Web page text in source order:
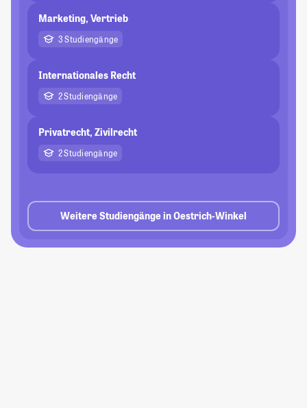
Marketing, Vertrieb
3 Studiengänge
Internationales Recht
2 Studiengänge
Privatrecht, Zivilrecht
2 Studiengänge
Weitere Studiengänge in Oestrich-Winkel